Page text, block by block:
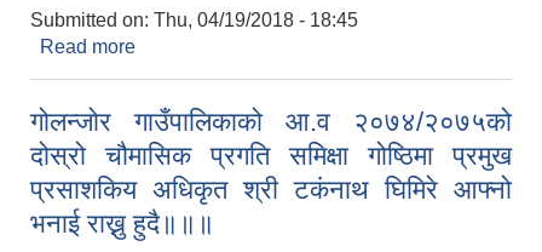
Submitted on: Thu, 04/19/2018 - 18:45
Read more
उद्धघोस गर्दै॥॥॥॥
गोलन्जोर गाउँपालिकाको आ.व २०७४/२०७५को
दोस्रो चौमासिक प्रगति समिक्षा गोष्ठिमा प्रमुख
प्रसाशकिय अधिकृत श्री टकंनाथ घिमिरे आफ्नो
भनाई राख्नु हुदै॥॥॥